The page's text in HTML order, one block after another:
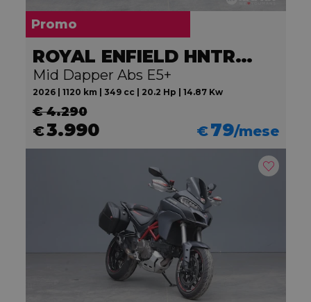
Promo
ROYAL ENFIELD HNTR 350
Mid Dapper Abs E5+
2026 | 1120 km | 349 cc | 20.2 Hp | 14.87 Kw
€ 4.290
€3.990 €79/mese